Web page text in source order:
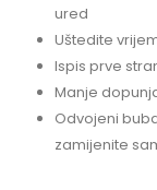
ured
Uštedite
Ispis prve
Manje
Odvojeni
zamijenite